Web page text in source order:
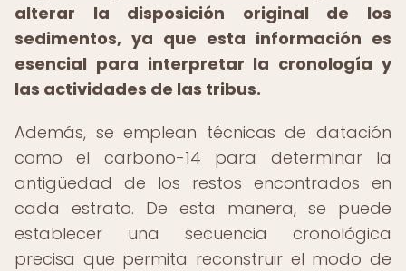
alterar la disposición original de los
sedimentos, ya que esta información es
esencial para interpretar la cronología y
las actividades de las tribus.
Además, se emplean técnicas de datación
como el carbono-14 para determinar la
antigüedad de los restos encontrados en
cada estrato. De esta manera, se puede
establecer una secuencia cronológica
precisa que permita reconstruir el modo de